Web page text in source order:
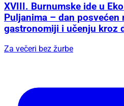
XVIII. Burnumske ide u
Puljanima – dan
gastronomiji i učenju kroz
Za večeri bez žurbe